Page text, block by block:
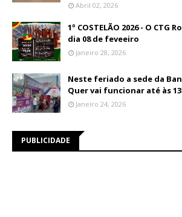
Abril 02, 2026
1º COSTELÃO 2026 - O CTG
dia 08 de feveeiro
Janeiro 28, 2026
Neste feriado a sede da
Quer vai funcionar até às
Janeiro 24, 2026
PUBLICIDADE